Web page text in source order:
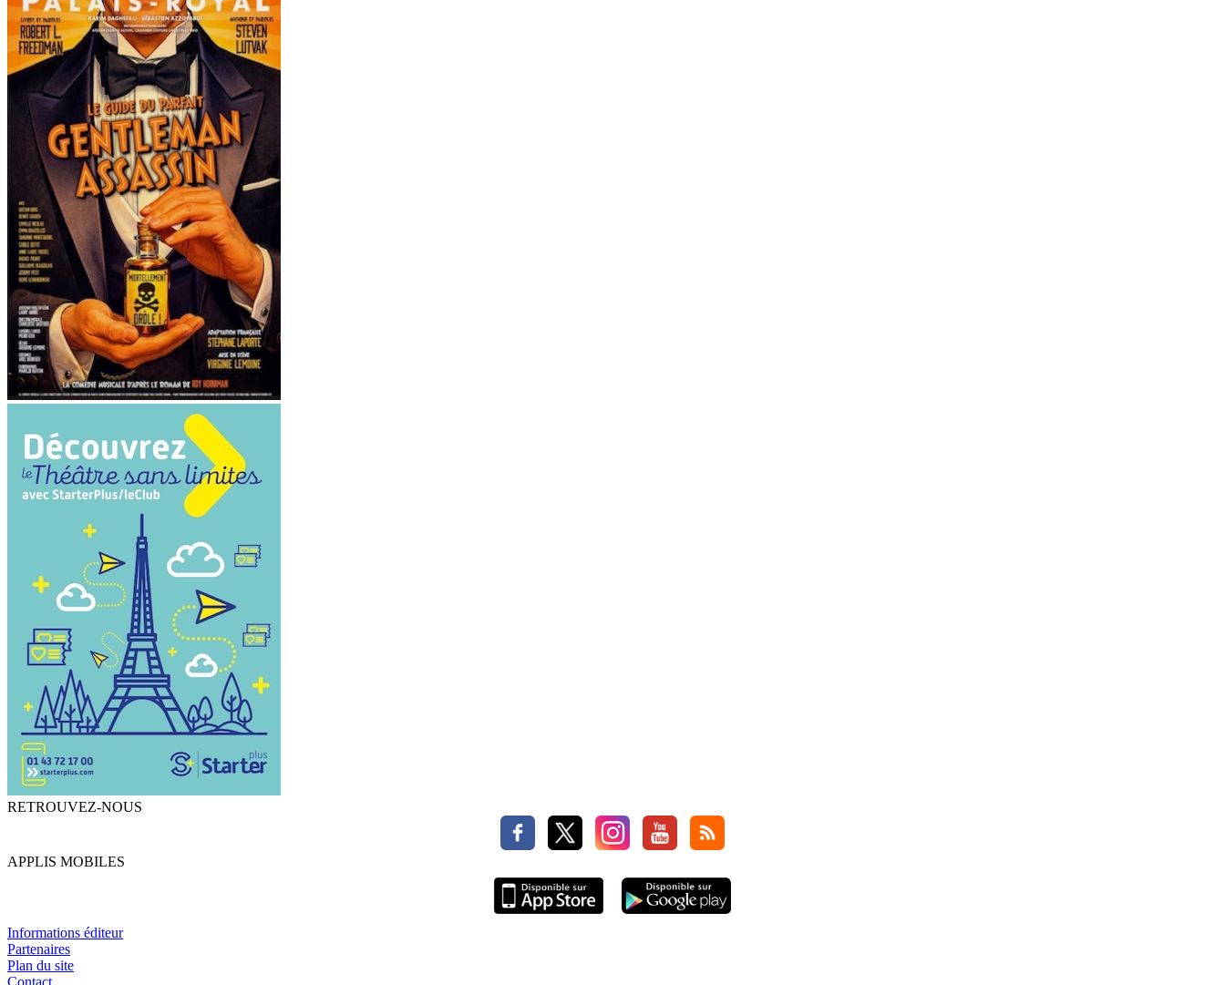
RETROUVEZ-NOUS
APPLIS MOBILES
Informations éditeur
Partenaires
Plan du site